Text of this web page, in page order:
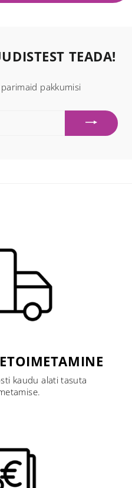
TEADA!
pakkumisi
kaudu alati tasuta